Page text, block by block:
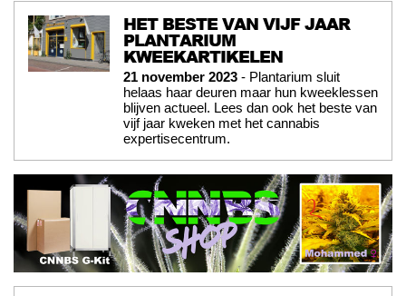
HET BESTE VAN VIJF JAAR
PLANTARIUM
KWEEKARTIKELEN
21 november 2023 - Plantarium sluit
helaas haar deuren maar hun kweeklessen
blijven actueel. Lees dan ook het beste van
vijf jaar kweken met het cannabis
expertisecentrum.